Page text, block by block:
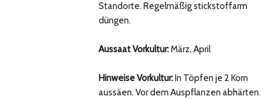
Standorte. Regelmäßig stickstoffarm
düngen.
Aussaat Vorkultur:März, April
Hinweise Vorkultur: In Töpfen je 2 Korn
aussäen. Vor dem Auspflanzen abhärten.